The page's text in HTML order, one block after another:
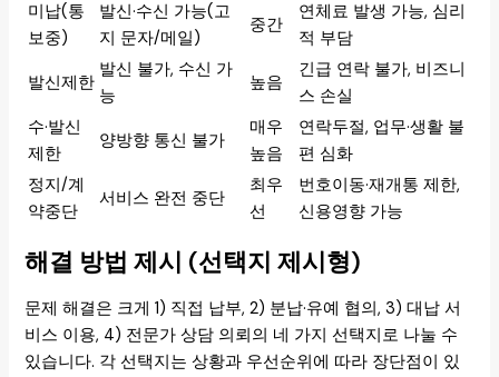
미납(통
보중)
발신·수신 가능(고
지 문자/메일)
중간
연체료 발생 가능, 심리
적 부담
발신제한
발신 불가, 수신 가
능
높음
긴급 연락 불가, 비즈니
스 손실
수·발신
제한
양방향 통신 불가
매우
높음
연락두절, 업무·생활 불
편 심화
정지/계
약중단
서비스 완전 중단
최우
선
번호이동·재개통 제한,
신용영향 가능
해결 방법 제시 (선택지 제시형)
문제 해결은 크게 1) 직접 납부, 2) 분납·유예 협의, 3) 대납 서
비스 이용, 4) 전문가 상담 의뢰의 네 가지 선택지로 나눌 수
있습니다. 각 선택지는 상황과 우선순위에 따라 장단점이 있